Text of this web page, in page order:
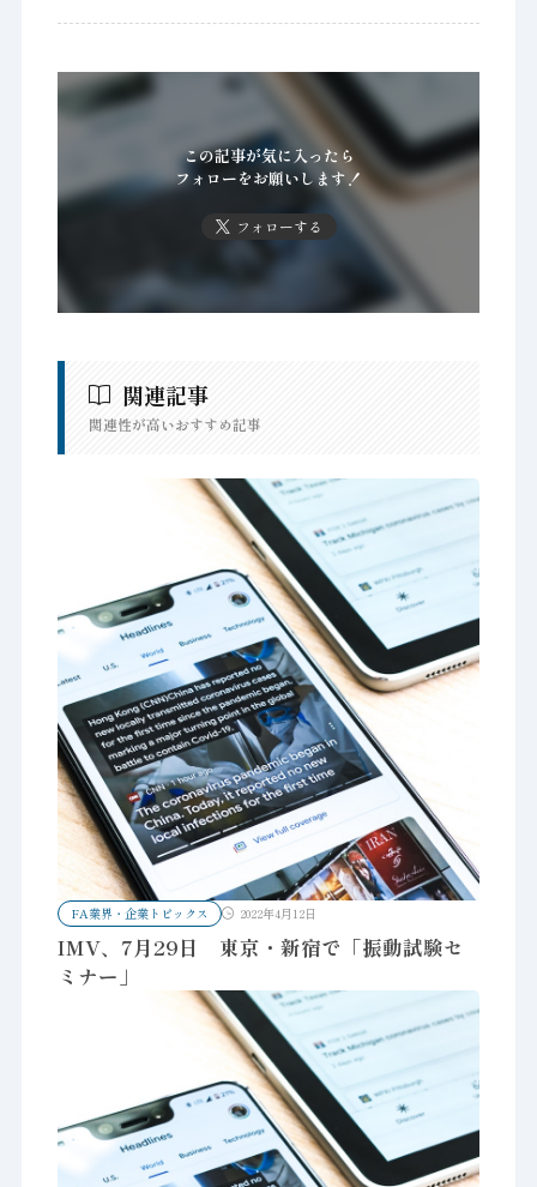
この記事が気に入ったら
フォローをお願いします！
フォローする
関連記事
関連性が高いおすすめ記事
FA業界・企業トピックス 2022年4月12日
IMV、7月29日 東京・新宿で「振動試験セ
ミナー」